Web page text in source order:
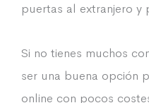
puertas al extranjero y
Si no tienes muchos
ser una buena opción
online con pocos